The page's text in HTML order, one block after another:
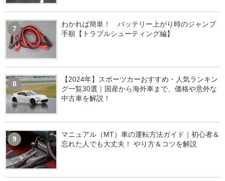
7
わかれば簡単！ バッテリー上がり時のジャンプ
手順【トラブルシューティング編】
8
【2024年】スポーツカーおすすめ・人気ランキン
グ一覧30選｜国産から海外車まで、価格や意外な
中古車を解説！
9
マニュアル（MT）車の運転方法ガイド｜初心者＆
忘れた人でも大丈夫！ やり方＆コツを解説